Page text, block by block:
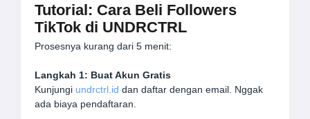
Tutorial: Cara Beli Followers
TikTok di UNDRCTRL
Prosesnya kurang dari 5 menit:
Langkah 1: Buat Akun Gratis
Kunjungi undrctrl.id dan daftar dengan email. Nggak
ada biaya pendaftaran.